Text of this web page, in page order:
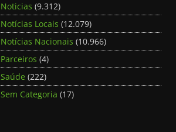
Noticias (9.312)
Notícias Locais (12.079)
Notícias Nacionais (10.966)
Parceiros (4)
Saúde (222)
Sem Categoria (17)